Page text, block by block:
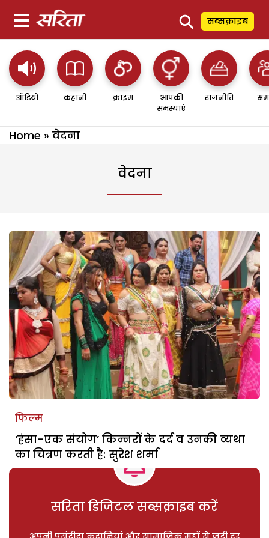
⚲ सब्सक्राइब
ऑडियो कहानी क्राइम
आपकी
समस्याएं
राजनीति
Home » वेदना
वेदना
फिल्म
‘हंसा-एक संयोग’ किन्नरों के दर्द व उनकी व्यथा
का चित्रण करती है: सुरेश शर्मा
सरिता डिजिटल सब्सक्राइब करें